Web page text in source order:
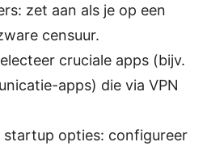
zet aan als je op een
censuur.
cruciale apps (bijv.
apps) die via VPN
opties: configureer